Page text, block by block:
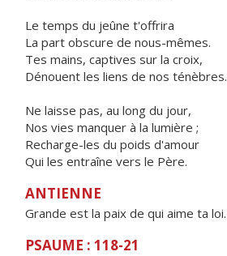
Le temps du jeûne t'offrira
La part obscure de nous-mêmes.
Tes mains, captives sur la croix,
Dénouent les liens de nos ténèbres.
Ne laisse pas, au long du jour,
Nos vies manquer à la lumière ;
Recharge-les du poids d'amour
Qui les entraîne vers le Père.
ANTIENNE
Grande est la paix de qui aime ta loi.
PSAUME : 118-21